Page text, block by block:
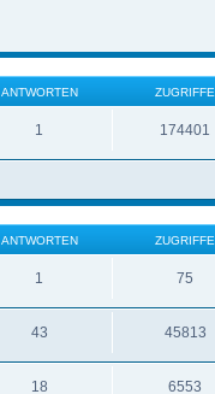
ANTWORTEN ZUGRIFFE
1 174401
ANTWORTEN ZUGRIFFE
1 75
43 45813
18 6553